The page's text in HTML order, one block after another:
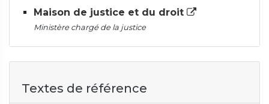
Maison de justice et du droit
Ministère chargé de la justice
Textes de référence